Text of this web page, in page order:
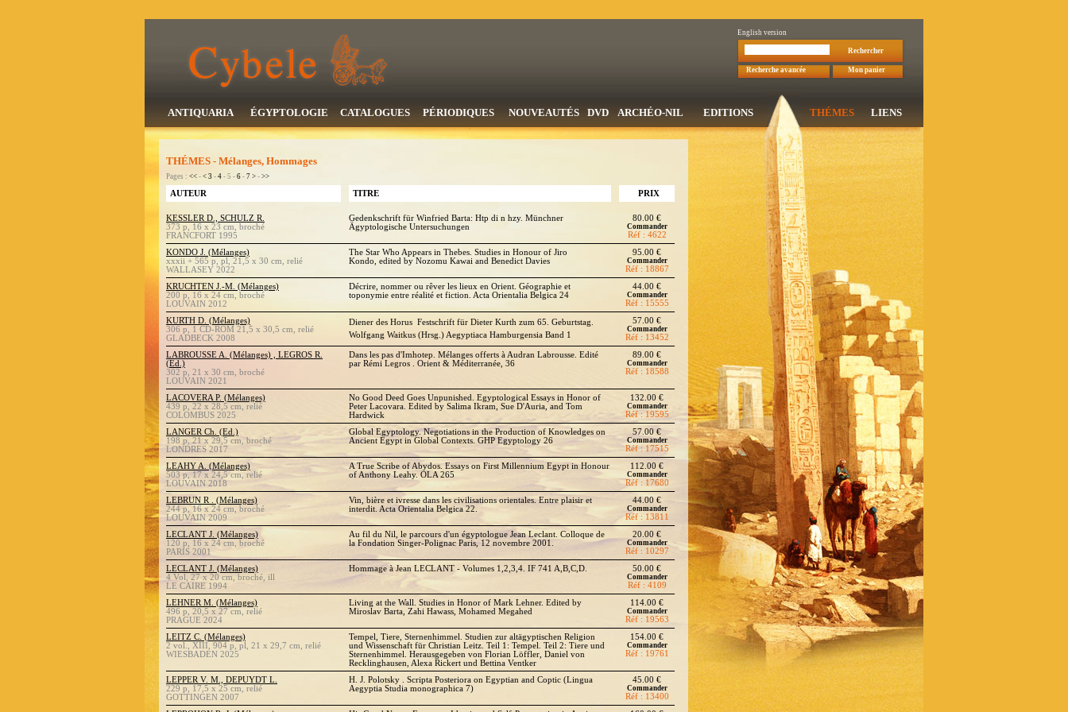
English version
Rechercher
Recherche avancée Mon panier
ANTIQUARIA ÉGYPTOLOGIE CATALOGUES PÉRIODIQUES NOUVEAUTÉS DVD ARCHÉO-NIL EDITIONS THÉMES LIENS
THÉMES - Mélanges, Hommages
Pages : << - < 3 - 4 - 5 - 6 - 7 > - >>
AUTEUR TITRE PRIX
KESSLER D., SCHULZ R.
373 p, 16 x 23 cm, broché
FRANCFORT 1995
Gedenkschrift für Winfried Barta: Htp di n hzy. Münchner
Ägyptologische Untersuchungen
80.00 €
Commander
Réf : 4622
KONDO J. (Mélanges)
xxxii + 565 p, pl, 21,5 x 30 cm, relié
WALLASEY 2022
The Star Who Appears in Thebes. Studies in Honour of Jiro
Kondo, edited by Nozomu Kawai and Benedict Davies
95.00 €
Commander
Réf : 18867
KRUCHTEN J.-M. (Mélanges)
200 p, 16 x 24 cm, broché
LOUVAIN 2012
Décrire, nommer ou rêver les lieux en Orient. Géographie et
toponymie entre réalité et fiction. Acta Orientalia Belgica 24
44.00 €
Commander
Réf : 15555
KURTH D. (Mélanges)
306 p, 1 CD-ROM 21,5 x 30,5 cm, relié
GLADBECK 2008
Diener des Horus  Festschrift für Dieter Kurth zum 65. Geburtstag.
Wolfgang Waitkus (Hrsg.) Aegyptiaca Hamburgensia Band 1
57.00 €
Commander
Réf : 13452
LABROUSSE A. (Mélanges) , LEGROS R.
(Ed.)
302 p, 21 x 30 cm, broché
LOUVAIN 2021
Dans les pas d'Imhotep. Mélanges offerts à Audran Labrousse. Edité
par Rémi Legros . Orient & Méditerranée, 36
89.00 €
Commander
Réf : 18588
LACOVERA P. (Mélanges)
439 p, 22 x 28,5 cm, relié
COLOMBUS 2025
No Good Deed Goes Unpunished. Egyptological Essays in Honor of
Peter Lacovara. Edited by Salima Ikram, Sue D'Auria, and Tom
Hardwick
132.00 €
Commander
Réf : 19595
LANGER Ch. (Ed.)
198 p, 21 x 29,5 cm, broché
LONDRES 2017
Global Egyptology. Negotiations in the Production of Knowledges on
Ancient Egypt in Global Contexts. GHP Egyptology 26
57.00 €
Commander
Réf : 17515
LEAHY A. (Mélanges)
503 p, 17 x 24,5 cm, relié
LOUVAIN 2018
A True Scribe of Abydos. Essays on First Millennium Egypt in Honour
of Anthony Leahy. OLA 265
112.00 €
Commander
Réf : 17680
LEBRUN R . (Mélanges)
244 p, 16 x 24 cm, broché
LOUVAIN 2009
Vin, bière et ivresse dans les civilisations orientales. Entre plaisir et
interdit. Acta Orientalia Belgica 22.
44.00 €
Commander
Réf : 13811
LECLANT J. (Mélanges)
120 p, 16 x 24 cm, broché
PARIS 2001
Au fil du Nil, le parcours d'un égyptologue Jean Leclant. Colloque de
la Fondation Singer-Polignac Paris, 12 novembre 2001.
20.00 €
Commander
Réf : 10297
LECLANT J. (Mélanges)
4 Vol, 27 x 20 cm, broché, ill
LE CAIRE 1994
Hommage à Jean LECLANT - Volumes 1,2,3,4. IF 741 A,B,C,D. 50.00 €
Commander
Réf : 4109
LEHNER M. (Mélanges)
496 p, 20,5 x 27 cm, relié
PRAGUE 2024
Living at the Wall. Studies in Honor of Mark Lehner. Edited by
Miroslav Barta, Zahi Hawass, Mohamed Megahed
114.00 €
Commander
Réf : 19563
LEITZ C. (Mélanges)
2 vol., XIII, 904 p, pl, 21 x 29,7 cm, relié
WIESBADEN 2025
Tempel, Tiere, Sternenhimmel. Studien zur altägyptischen Religion
und Wissenschaft für Christian Leitz. Teil 1: Tempel. Teil 2: Tiere und
Sternenhimmel. Herausgegeben von Florian Löffler, Daniel von
Recklinghausen, Alexa Rickert und Bettina Ventker
154.00 €
Commander
Réf : 19761
LEPPER V. M., DEPUYDT L.
229 p, 17,5 x 25 cm, relié
GOTTINGEN 2007
H. J. Polotsky . Scripta Posteriora on Egyptian and Coptic (Lingua
Aegyptia Studia monographica 7)
45.00 €
Commander
Réf : 13400